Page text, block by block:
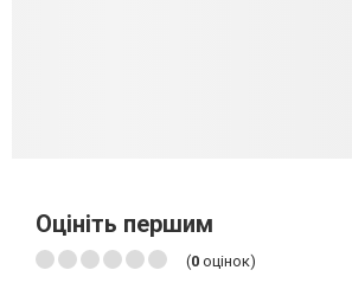
Оцініть першим
(0 оцінок)